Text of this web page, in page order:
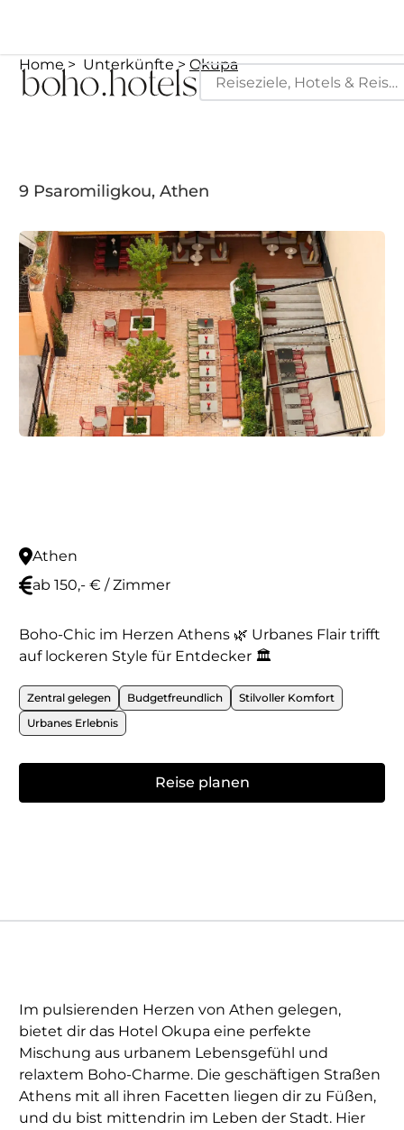
Home Unterkünfte Okupa
9 Psaromiligkou, Athen
Athen
ab 150,- € / Zimmer
Boho-Chic im Herzen Athens 🌿 Urbanes Flair trifft
auf lockeren Style für Entdecker 🏛️
Zentral gelegen Budgetfreundlich
Stilvoller Komfort
Urbanes Erlebnis
Reise planen
Im pulsierenden Herzen von Athen gelegen,
bietet dir das Hotel Okupa eine perfekte
Mischung aus urbanem Lebensgefühl und
relaxtem Boho-Charme. Die geschäftigen Straßen
Athens mit all ihren Facetten liegen dir zu Füßen,
und du bist mittendrin im Leben der Stadt. Hier